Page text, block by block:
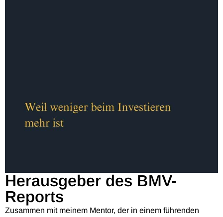
Herausgeber des BMV-
Reports
Zusammen mit meinem Mentor, der in einem führenden